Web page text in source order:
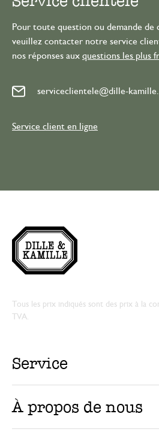
Pour toute question ou demande de
veuillez contacter notre service
nos réponses aux questions les plus
serviceclientele@dille-
Service client en ligne
Tous les prix indiqués sont des prix à la
TVA.
Service
À propos de nous